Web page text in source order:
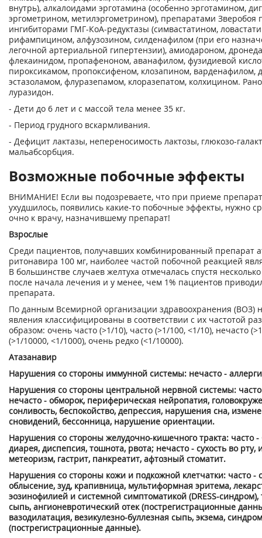
внутрь), алкалоидами эрготамина (особенно эрготамином,
эргометрином, метилэргометрином), препаратами Зверобоя
ингибиторами ГМГ-КоА-редуктазы (симвастатином,
рифампицином, алфузозином, силденафилом (при его
легочной артериальной гипертензии), амиодароном,
флекаинидом, пропафеноном, аванафилом, фузидиевой
пироксикамом, пропоксифеном, клозапином, варденафилом,
эстазоламом, флуразепамом, клоразепатом, колхицином.
луразидон.
- Дети до 6 лет и с массой тела менее 35 кг.
- Период грудного вскармливания.
- Дефицит лактазы, непереносимость лактозы, глюкозо-
мальабсорбция.
Возможные побочные эффекты
ВНИМАНИЕ! Если вы подозреваете, что при приеме
ухудшилось, появились какие-то побочные эффекты, нужно
очно к врачу, назначившему препарат!
Взрослые
Среди пациентов, получавших комбинированный препарат
ритонавира 100 мг, наиболее частой побочной реакцией
В большинстве случаев желтуха отмечалась спустя
после начала лечения и у менее, чем 1% пациентов
препарата.
По данным Всемирной организации здравоохранения (ВОЗ)
явления классифицированы в соответствии с их частотой
образом: очень часто (>1/10), часто (>1/100, <1/10), нечасто
(>1/10000, <1/1000), очень редко (<1/10000).
Атазанавир
Нарушения со стороны иммунной системы: нечасто -
Нарушения со стороны центральной нервной системы:
нечасто - обморок, периферическая нейропатия,
сонливость, беспокойство, депрессия, нарушения сна,
сновидений, бессонница, нарушение ориентации.
Нарушения со стороны желудочно-кишечного тракта: часто -
диарея, диспепсия, тошнота, рвота; нечасто - сухость во рту,
метеоризм, гастрит, панкреатит, афтозный стоматит.
Нарушения со стороны кожи и подкожной клетчатки: часто -
облысение, зуд, крапивница, мультиформная эритема,
эозинофилией и системной симптоматикой (DRESS-синдром),
сыпь, ангионевротический отек (пострегистрационные
вазодилатация, везикулезно-буллезная сыпь, экзема,
(пострегистрационные данные).